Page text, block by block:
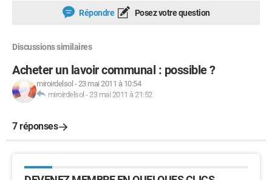
Répondre Posez votre question
Discussions similaires
Acheter un lavoir communal : possible ?
miroirdelsol -23 mai 2011 à 10:54
miroirdelsol -23 mai 2011 à 21:52
7 réponses